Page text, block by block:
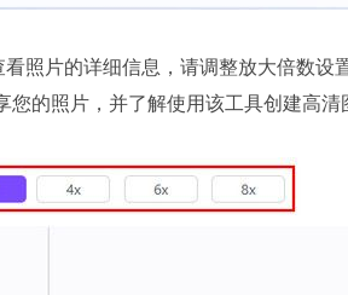
照片的详细信息，请调整放大倍数设
的照片，并了解使用该工具创建高清